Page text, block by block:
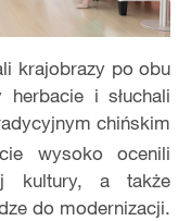
krajobrazy po obu
i słuchali
chińskim
wysoko ocenili
kultury, a także
do modernizacji.